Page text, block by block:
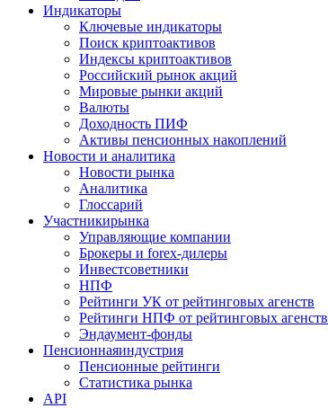
Индикаторы
Ключевые индикаторы
Поиск криптоактивов
Индексы криптоактивов
Российский рынок акций
Мировые рынки акций
Валюты
Доходность ПИФ
Активы пенсионных накоплений
Новости и аналитика
Новости рынка
Аналитика
Глоссарий
Участникирынка
Управляющие компании
Брокеры и forex-дилеры
Инвестсоветники
НПФ
Рейтинги УК от рейтинговых агенств
Рейтинги НПФ от рейтинговых агенств
Эндаумент-фонды
Пенсионнаяиндустрия
Пенсионные рейтинги
Статистика рынка
API